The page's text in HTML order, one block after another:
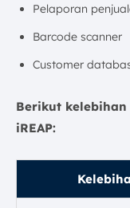
Pelaporan
Barcode scanner
Customer
Berikut
iREAP: